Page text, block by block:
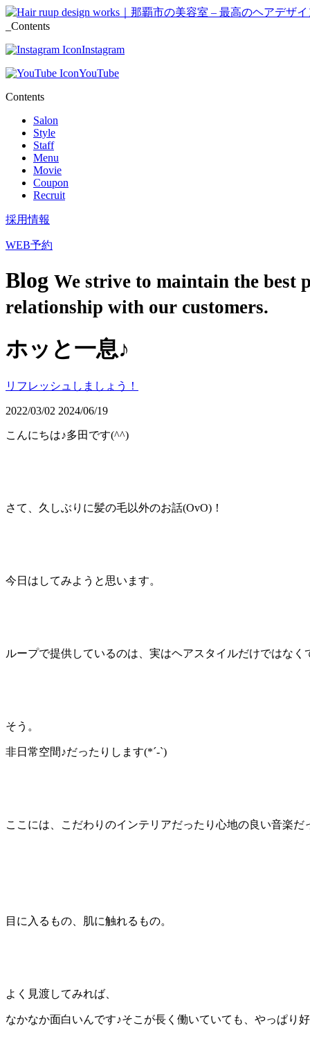
_Contents
Instagram
YouTube
Contents
Salon
Style
Staff
Menu
Movie
Coupon
Recruit
採用情報
WEB予約
Blog We strive to maintain the best
relationship with our customers.
ホッと一息♪
リフレッシュしましょう！
2022/03/02 2024/06/19
こんにちは♪多田です(^^)
さて、久しぶりに髪の毛以外のお話(OvO) ！
今日はしてみようと思います。
ループで提供しているのは、実はヘアスタイルだけではなく
そう。
非日常空間♪だったりします(*´-`)
ここには、こだわりのインテリアだったり心地の良い音楽
目に入るもの、肌に触れるもの。
よく見渡してみれば、
なかなか面白いんです♪そこが長く働いていても、やっぱり好